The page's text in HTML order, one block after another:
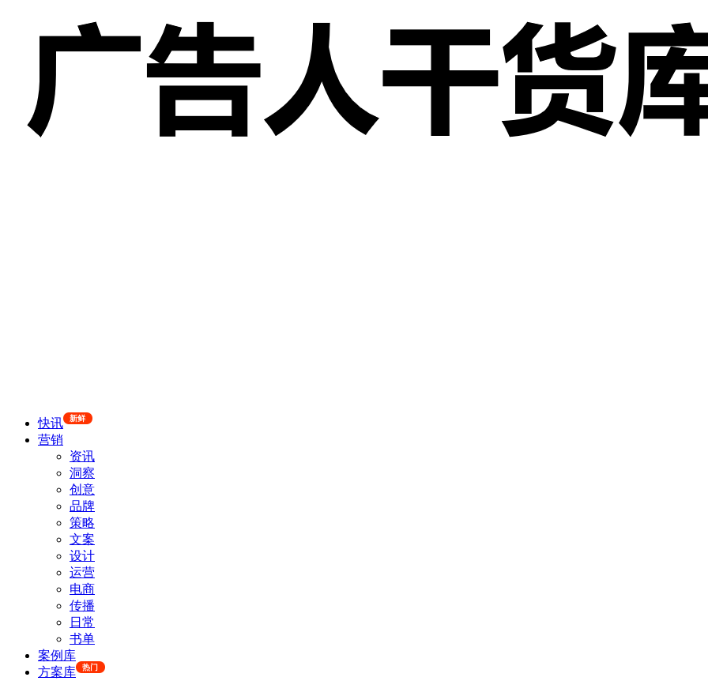
快讯 新鲜
营销
资讯
洞察
创意
品牌
策略
文案
设计
运营
电商
传播
日常
书单
案例库
方案库
热门